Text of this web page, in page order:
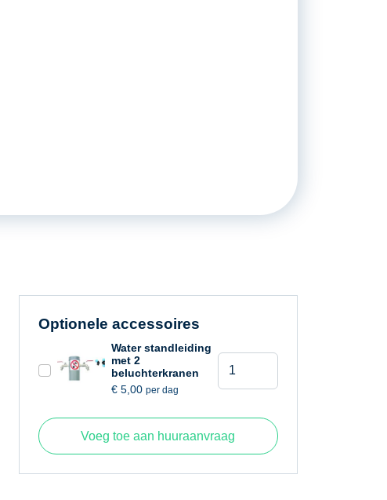
Optionele accessoires
Water standleiding
met 2
beluchterkranen
€5,00 per dag
Voeg toe aan huuraanvraag